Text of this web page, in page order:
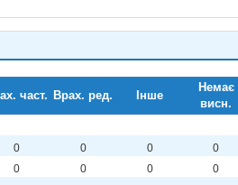
част. Врах. ред. Інше
Немає
висн.
0 0 0
0
0 0 0
0